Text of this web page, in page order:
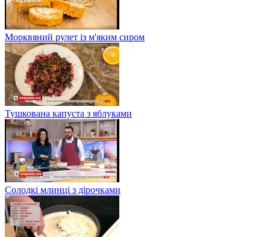
Морквяний рулет із м'яким сиром
Тушкована капуста з яблуками
Солодкі млинці з дірочками